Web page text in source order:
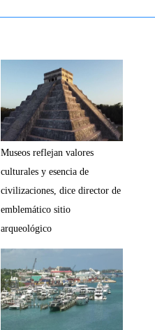
Museos reflejan valores
culturales y esencia de
civilizaciones, dice director de
emblemático sitio
arqueológico